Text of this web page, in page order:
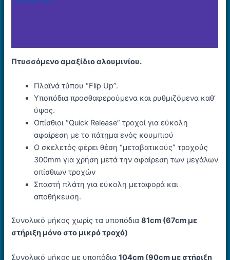
Πτυσσόµενο αµαξίδιο αλουµινίου.
Πλαϊνά τύπου “Flip Up”.
Υποπόδια προσθαφερούµενα και ρυθµιζόµενα καθ’
ύψος.
Οπίσθιοι “Quick Release” τροχοί για εύκολη
αφαίρεση με το πάτημα ενός κουμπιού
Ο σκελετός φέρει θέση “μεταβατικούς” τροχούς
300mm για χρήση μετά την αφαίρεση των μεγάλων
οπίσθιων τροχών
Σπαστή πλάτη για εύκολη µεταφορά και
αποθήκευση.
Συνολικό μήκος χωρίς τα υποπόδια 81cm (67cm με
στήριξη μόνο στο μικρό τροχό)
Συνολικό μήκος με υποπόδια 104cm (90cm με στήριξη